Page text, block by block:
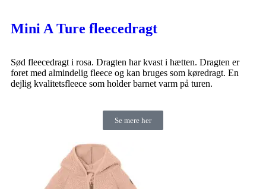
Mini A Ture fleecedragt
Sød fleecedragt i rosa. Dragten har kvast i hætten. Dragten er
foret med almindelig fleece og kan bruges som køredragt. En
dejlig kvalitetsfleece som holder barnet varm på turen.
Se mere her